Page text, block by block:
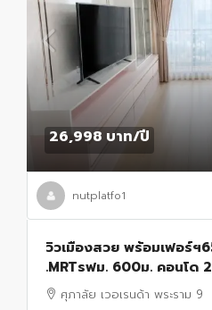
26,998 บาท/ปี
nutplatfo1
วิวเมืองสวย พร้อมเฟอร์ฯ
.MRTรฟม. 600ม. คอนโด
Veranda Rama 9 2น้ำ
ศุภาลัย เวอเรนด้า พระราม 9